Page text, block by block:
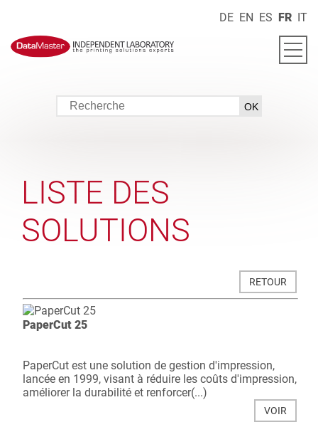
DE EN ES FR IT
LISTE DES
SOLUTIONS
RETOUR
PaperCut 25
PaperCut est une solution de gestion d'impression,
lancée en 1999, visant à réduire les coûts d'impression,
améliorer la durabilité et renforcer(...)
VOIR